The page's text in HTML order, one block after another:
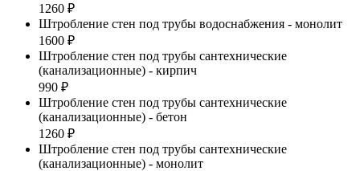
1260 ₽
Штробление стен под трубы водоснабжения - монолит
1600 ₽
Штробление стен под трубы сантехнические
(канализационные) - кирпич
990 ₽
Штробление стен под трубы сантехнические
(канализационные) - бетон
1260 ₽
Штробление стен под трубы сантехнические
(канализационные) - монолит